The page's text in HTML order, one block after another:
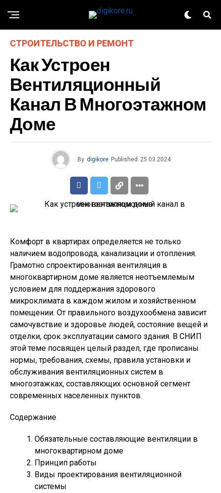
СТРОИТЕЛЬСТВО И РЕМОНТ
Как Устроен
Вентиляционный
Канал В Многоэтажном
Доме
By digikore Published 25.03.2024
Комфорт в квартирах определяется не только
наличием водопровода, канализации и отопления.
Грамотно спроектированная вентиляция в
многоквартирном доме является неотъемлемым
условием для поддержания здорового
микроклимата в каждом жилом и хозяйственном
помещении. От правильного воздухообмена зависит
самочувствие и здоровье людей, состояние вещей и
отделки, срок эксплуатации самого здания. В СНИП
этой теме посвящен целый раздел, где прописаны
нормы, требования, схемы, правила установки и
обслуживания вентиляционных систем в
многоэтажках, составляющих основной сегмент
современных населенных пунктов.
Содержание
Обязательные составляющие вентиляции в
многоквартирном доме
Принцип работы
Виды проектирования вентиляционной
системы